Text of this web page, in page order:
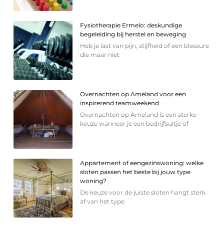
Fysiotherapie Ermelo: deskundige
begeleiding bij herstel en beweging
Heb je last van pijn, stijfheid of een blessure
die maar niet
Overnachten op Ameland voor een
inspirerend teamweekend
Overnachten op Ameland is een sterke
keuze wanneer je een bedrijfsuitje of
Appartement of eengezinswoning: welke
sloten passen het beste bij jouw type
woning?
De keuze voor de juiste sloten hangt sterk
af van het type